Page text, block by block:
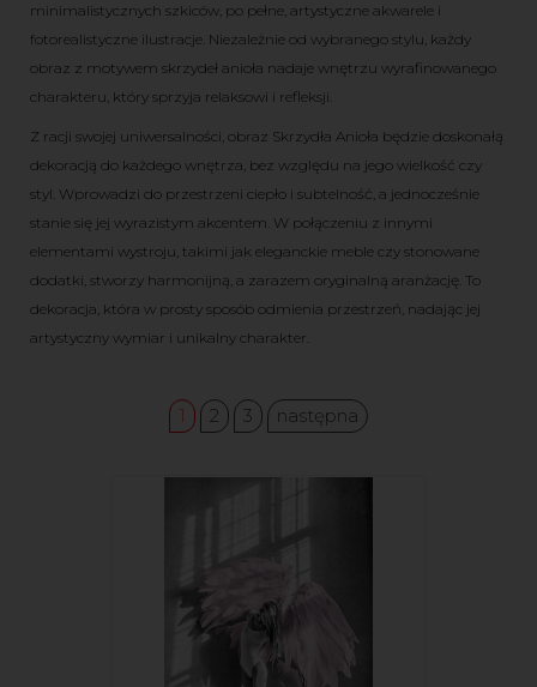
minimalistycznych szkiców, po pełne, artystyczne akwarele i
fotorealistyczne ilustracje. Niezależnie od wybranego stylu, każdy
obraz z motywem skrzydeł anioła nadaje wnętrzu wyrafinowanego
charakteru, który sprzyja relaksowi i refleksji.
Z racji swojej uniwersalności, obraz Skrzydła Anioła będzie doskonałą
dekoracją do każdego wnętrza, bez względu na jego wielkość czy
styl. Wprowadzi do przestrzeni ciepło i subtelność, a jednocześnie
stanie się jej wyrazistym akcentem. W połączeniu z innymi
elementami wystroju, takimi jak eleganckie meble czy stonowane
dodatki, stworzy harmonijną, a zarazem oryginalną aranżację. To
dekoracja, która w prosty sposób odmienia przestrzeń, nadając jej
artystyczny wymiar i unikalny charakter.
1 2 3 następna